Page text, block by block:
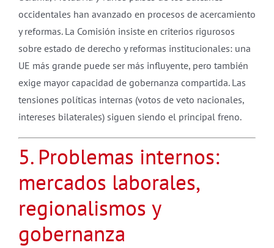
occidentales han avanzado en procesos de acercamiento
y reformas. La Comisión insiste en criterios rigurosos
sobre estado de derecho y reformas institucionales: una
UE más grande puede ser más influyente, pero también
exige mayor capacidad de gobernanza compartida. Las
tensiones políticas internas (votos de veto nacionales,
intereses bilaterales) siguen siendo el principal freno.
5. Problemas internos:
mercados laborales,
regionalismos y
gobernanza